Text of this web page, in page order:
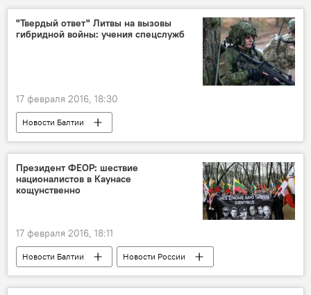
"Твердый ответ" Литвы на вызовы
гибридной войны: учения спецслужб
17 февраля 2016, 18:30
Новости Балтии
По закону гибридной войны
Президент ФЕОР: шествие
националистов в Каунасе
кощунственно
17 февраля 2016, 18:11
Новости Балтии Новости России